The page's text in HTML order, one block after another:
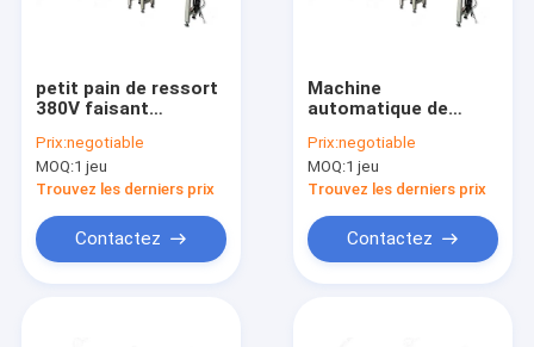
petit pain de ressort
380V faisant
inoxydable de
ressort de fabricant
commercial de petit
Prix:negotiable
MOQ:1 jeu
Trouvez les derniers prix
Contactez
Machine
automatique de
production de
Lumpia prix,
chauffage au gaz
Prix:negotiable
MOQ:1 jeu
Trouvez les derniers prix
Contactez